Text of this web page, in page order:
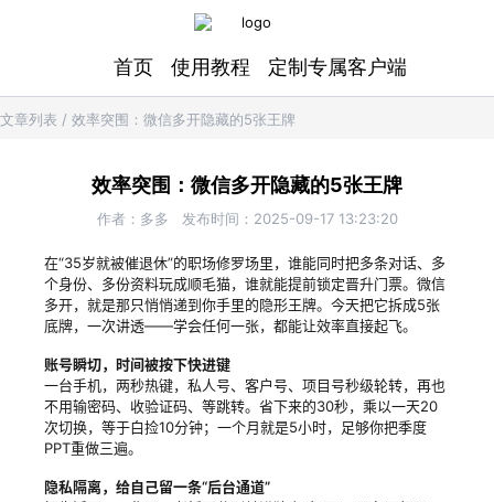
首页 使用教程 定制专属客户端
文章列表 / 效率突围：微信多开隐藏的5张王牌
效率突围：微信多开隐藏的5张王牌
作者： 多多 发布时间： 2025-09-17 13:23:20
在“35岁就被催退休”的职场修罗场里，谁能同时把多条对话、多
个身份、多份资料玩成顺毛猫，谁就能提前锁定晋升门票。微信
多开，就是那只悄悄递到你手里的隐形王牌。今天把它拆成5张
底牌，一次讲透——学会任何一张，都能让效率直接起飞。
账号瞬切，时间被按下快进键
一台手机，两秒热键，私人号、客户号、项目号秒级轮转，再也
不用输密码、收验证码、等跳转。省下来的30秒，乘以一天20
次切换，等于白捡10分钟；一个月就是5小时，足够你把季度
PPT重做三遍。
隐私隔离，给自己留一条“后台通道”